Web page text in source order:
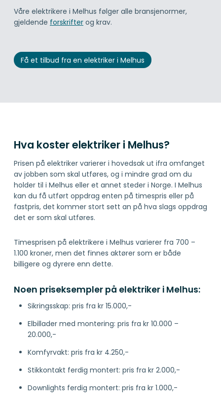
Våre elektrikere i Melhus følger alle bransjenormer,
gjeldende forskrifter og krav.
Få et tilbud fra en elektriker i Melhus
Hva koster elektriker i Melhus?
Prisen på elektriker varierer i hovedsak ut ifra omfanget
av jobben som skal utføres, og i mindre grad om du
holder til i Melhus eller et annet steder i Norge. I Melhus
kan du få utført oppdrag enten på timespris eller på
fastpris, det kommer stort sett an på hva slags oppdrag
det er som skal utføres.
Timesprisen på elektrikere i Melhus varierer fra 700 –
1.100 kroner, men det finnes aktører som er både
billigere og dyrere enn dette.
Noen priseksempler på elektriker i Melhus:
Sikringsskap: pris fra kr 15.000,-
Elbillader med montering: pris fra kr 10.000 –
20.000,-
Komfyrvakt: pris fra kr 4.250,-
Stikkontakt ferdig montert: pris fra kr 2.000,-
Downlights ferdig montert: pris fra kr 1.000,-